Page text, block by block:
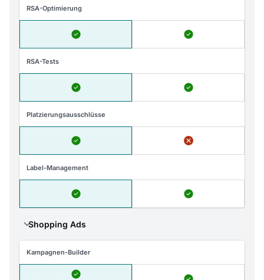
RSA-Optimierung
RSA-Tests
Platzierungsausschlüsse
Label-Management
Shopping Ads
Kampagnen-Builder